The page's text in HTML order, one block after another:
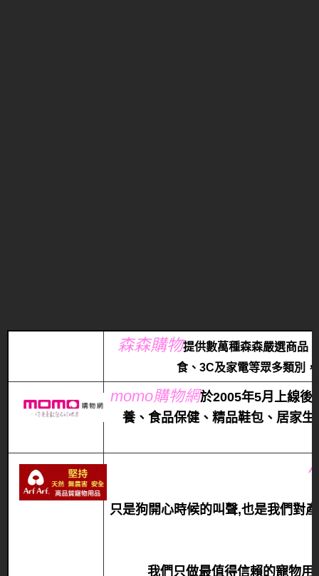
森森購物提供數萬種森森嚴選商品
食、3C及家電等眾多類別
momo購物網於2005年5月上線後
養、食品保健、精品鞋包、居家
只是狗開心時候的叫聲,也是我們對
我們只做最值得信賴的寵物